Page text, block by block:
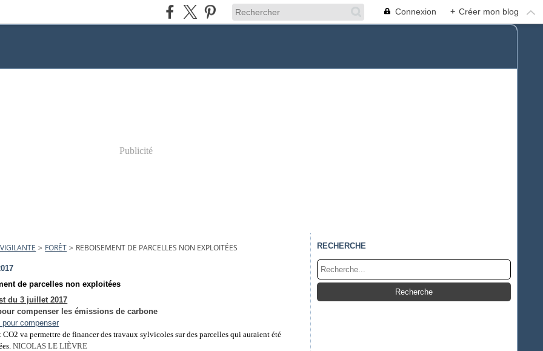
Connexion + Créer mon blog
Publicité
> FORÊT > REBOISEMENT DE PARCELLES NON EXPLOITÉES
de parcelles non exploitées
du 3 juillet 2017
compenser les émissions de carbone
CO2 va permettre de financer des travaux sylvicoles sur des parcelles qui auraient été
NICOLAS LE LIÈVRE
RECHERCHE